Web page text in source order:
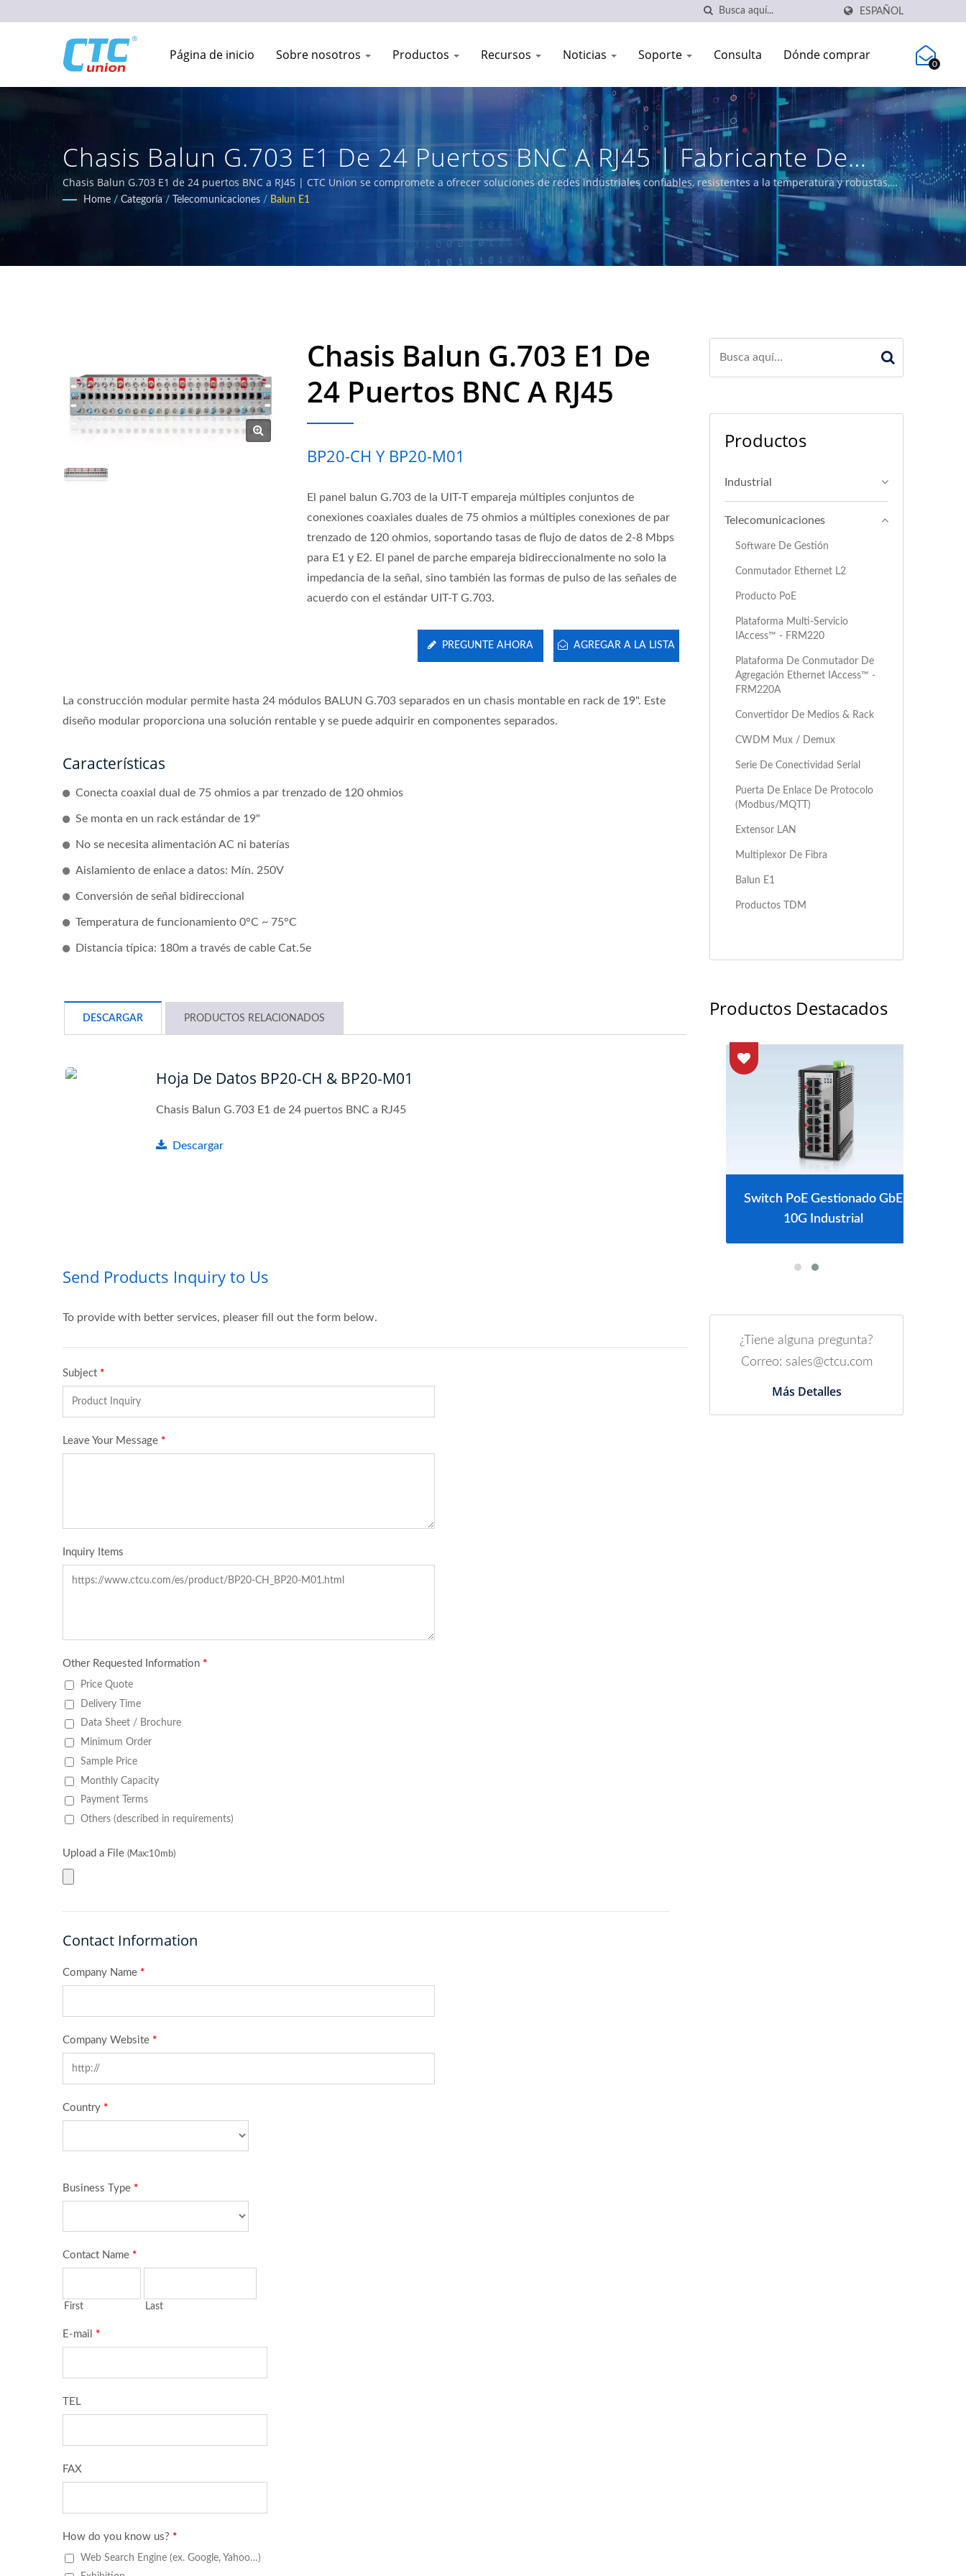
ESPAÑOL
Página de inicio Sobre nosotros Productos Recursos Noticias Soporte Consulta Dónde comprar
0
Chasis Balun G.703 E1 De 24 Puertos BNC A RJ45 | Fabricante De
Equipos De Redes Industriales Y De Telecomunicaciones | CTC Union
Chasis Balun G.703 E1 de 24 puertos BNC a RJ45 | CTC Union se compromete a ofrecer soluciones de redes industriales confiables, resistentes a la temperatura y robustas,
diseñadas para entornos difíciles. Nuestro completo portafolio de productos incluye switches gestionados L3/L2, soluciones PoE y switches Ethernet certificados que cumplen
con los requisitos EN50155, IEC 61850-3 y E-Mark para ferrocarriles, servicios públicos de energía, transporte y redes.
Home / Categoría / Telecomunicaciones / Balun E1
Chasis Balun G.703 E1 De
24 Puertos BNC A RJ45
BP20-CH Y BP20-M01
El panel balun G.703 de la UIT-T empareja múltiples conjuntos de
conexiones coaxiales duales de 75 ohmios a múltiples conexiones de par
trenzado de 120 ohmios, soportando tasas de flujo de datos de 2-8 Mbps
para E1 y E2. El panel de parche empareja bidireccionalmente no solo la
impedancia de la señal, sino también las formas de pulso de las señales de
acuerdo con el estándar UIT-T G.703.
AGREGAR A LA LISTA
PREGUNTE AHORA
La construcción modular permite hasta 24 módulos BALUN G.703 separados en un chasis montable en rack de 19". Este
diseño modular proporciona una solución rentable y se puede adquirir en componentes separados.
Características
Conecta coaxial dual de 75 ohmios a par trenzado de 120 ohmios
Se monta en un rack estándar de 19"
No se necesita alimentación AC ni baterías
Aislamiento de enlace a datos: Mín. 250V
Conversión de señal bidireccional
Temperatura de funcionamiento 0°C ~ 75°C
Distancia típica: 180m a través de cable Cat.5e
DESCARGAR PRODUCTOS RELACIONADOS
Hoja De Datos BP20-CH & BP20-M01
Chasis Balun G.703 E1 de 24 puertos BNC a RJ45
Descargar
Productos
Industrial
Telecomunicaciones
Software De Gestión
Conmutador Ethernet L2
Producto PoE
Plataforma Multi-Servicio
IAccess™ - FRM220
Plataforma De Conmutador De
Agregación Ethernet IAccess™ -
FRM220A
Convertidor De Medios & Rack
CWDM Mux / Demux
Serie De Conectividad Serial
Puerta De Enlace De Protocolo
(Modbus/MQTT)
Extensor LAN
Multiplexor De Fibra
Balun E1
Productos TDM
Productos Destacados
Switch PoE Gestionado GbE
10G Industrial
¿Tiene alguna pregunta?
Correo: sales@ctcu.com
Más Detalles